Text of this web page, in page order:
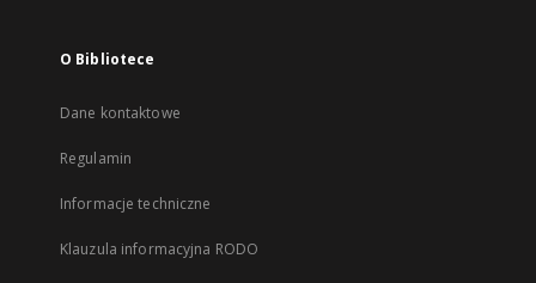
O Bibliotece
Dane kontaktowe
Regulamin
Informacje techniczne
Klauzula informacyjna RODO